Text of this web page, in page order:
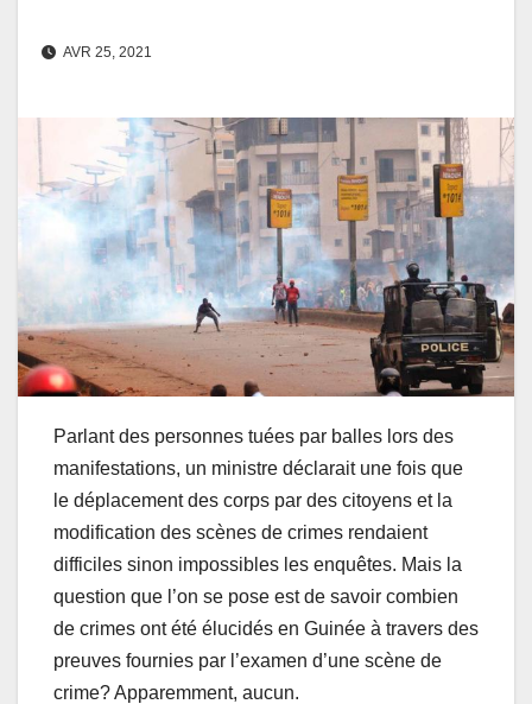
AVR 25, 2021
Parlant des personnes tuées par balles lors des
manifestations, un ministre déclarait une fois que
le déplacement des corps par des citoyens et la
modification des scènes de crimes rendaient
difficiles sinon impossibles les enquêtes. Mais la
question que l’on se pose est de savoir combien
de crimes ont été élucidés en Guinée à travers des
preuves fournies par l’examen d’une scène de
crime? Apparemment, aucun.